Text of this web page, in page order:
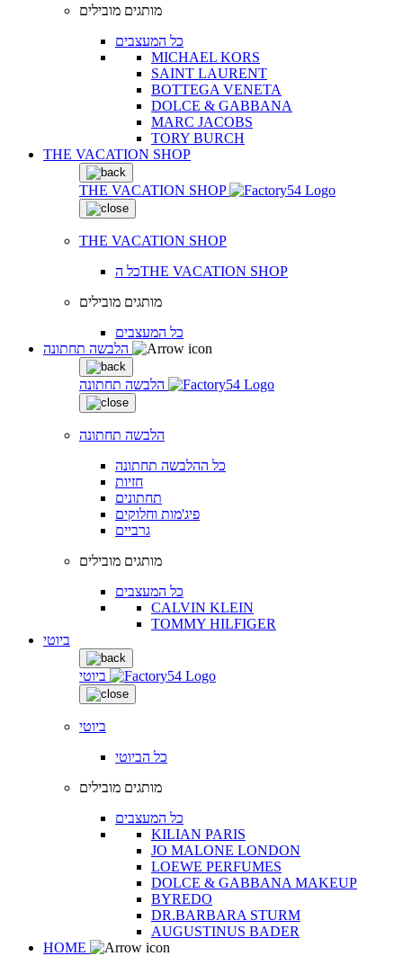
מותגים מובילים
כל המעצבים
MICHAEL KORS
SAINT LAURENT
BOTTEGA VENETA
DOLCE & GABBANA
MARC JACOBS
TORY BURCH
THE VACATION SHOP
THE VACATION SHOP
THE VACATION SHOP
כל הTHE VACATION SHOP
מותגים מובילים
כל המעצבים
הלבשה תחתונה
הלבשה תחתונה
כל ההלבשה תחתונה
חזיות
תחתונים
פיג'מות וחלוקים
גרביים
מותגים מובילים
כל המעצבים
CALVIN KLEIN
TOMMY HILFIGER
ביוטי
ביוטי
ביוטי
כל הביוטי
מותגים מובילים
כל המעצבים
KILIAN PARIS
JO MALONE LONDON
LOEWE PERFUMES
DOLCE & GABBANA MAKEUP
BYREDO
DR.BARBARA STURM
AUGUSTINUS BADER
HOME